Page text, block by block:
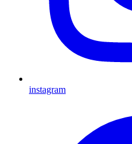
instagram